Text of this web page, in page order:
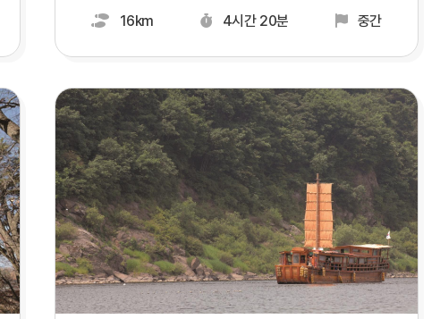
16km
4시간 20분 중간